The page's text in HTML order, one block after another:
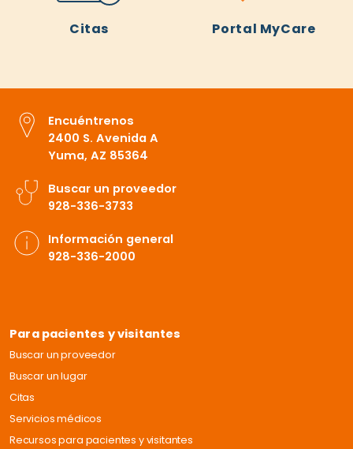
Citas Portal MyCare
Encuéntrenos
2400 S. Avenida A
Yuma, AZ 85364
Buscar un proveedor
928-336-3733
Información general
928-336-2000
Para pacientes y visitantes
Buscar un proveedor
Buscar un lugar
Citas
Servicios médicos
Recursos para pacientes y visitantes